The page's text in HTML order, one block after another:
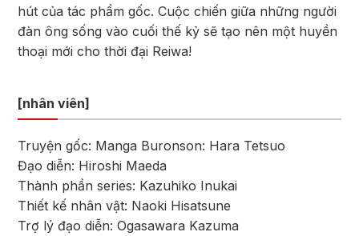
hút của tác phẩm gốc. Cuộc chiến giữa những người
đàn ông sống vào cuối thế kỷ sẽ tạo nên một huyền
thoại mới cho thời đại Reiwa!
[nhân viên]
Truyện gốc: Manga Buronson: Hara Tetsuo
Đạo diễn: Hiroshi Maeda
Thành phần series: Kazuhiko Inukai
Thiết kế nhân vật: Naoki Hisatsune
Trợ lý đạo diễn: Ogasawara Kazuma